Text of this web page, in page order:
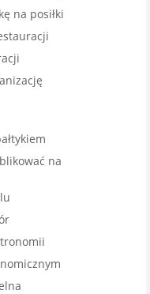
na posiłki
na